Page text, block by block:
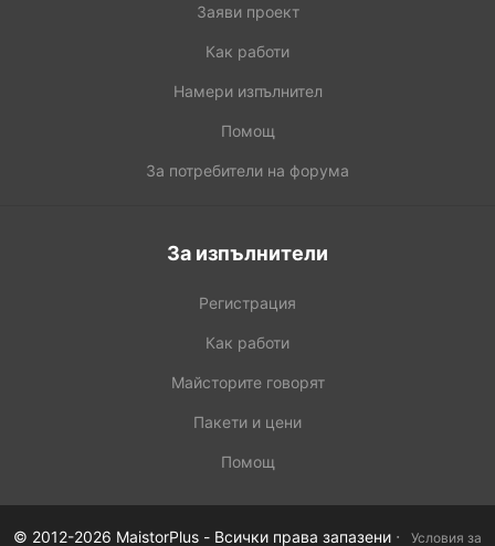
Заяви проект
Как работи
Намери изпълнител
Помощ
За потребители на форума
За изпълнители
Регистрация
Как работи
Майсторите говорят
Пакети и цени
Помощ
© 2012-2026 MaistorPlus - Всички права запазени · Условия за